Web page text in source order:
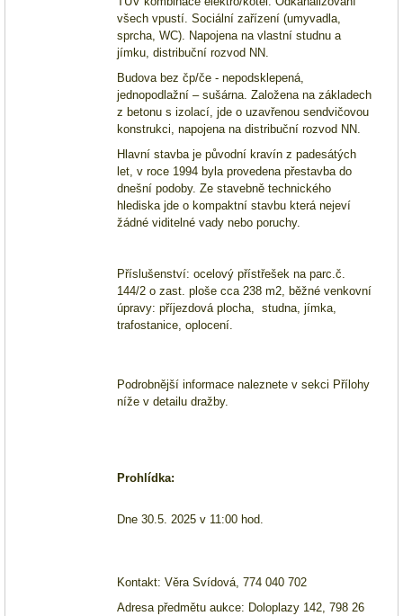
všech vpustí. Sociální zařízení (umyvadla,
sprcha, WC). Napojena na vlastní studnu a
jímku, distribuční rozvod NN.
Budova bez čp/če - nepodsklepená
jednopodlažní – sušárna. Založena na základech
z betonu s izolací, jde o uzavřenou sendvičovou
konstrukci, napojena na distribuční rozvod NN.
Hlavní stavba je původní kravín z padesátých
let, v roce 1994 byla provedena přestavba do
dnešní podoby. Ze stavebně technického
hlediska jde o kompaktní stavbu která nejeví
žádné viditelné vady nebo poruchy.
Příslušenství: ocelový přístřešek na parc.č.
144/2 o zast . ploše cca 238 m2, běžné venkovní
úpravy: příjezdová plocha, studna , jímka,
trafostanice, oplocení.
Podrobnější informace naleznete v sekci Přílohy
níže v detailu dražby.
Prohlídka:
Dne 30.5. 2025 v 11:00 hod.
Kontakt: Věra Svídová, 774 040 702
Adresa předmětu aukce: Doloplazy 142, 798 26